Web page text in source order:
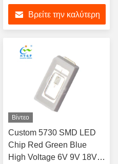
Βρείτε την καλύτερη
Βίντεο
Custom 5730 SMD LED
Chip Red Green Blue
High Voltage 6V 9V 18V